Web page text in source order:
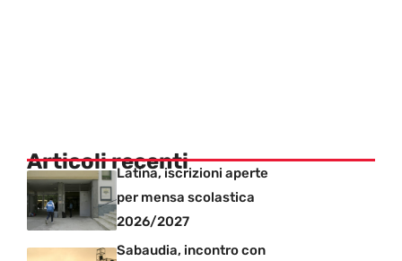
Articoli recentiLatina, iscrizioni aperte
per mensa scolastica
2026/2027
Sabaudia, incontro con